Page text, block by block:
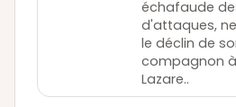
échafaude
d'attaques,
le déclin de
compagnon
Lazare..